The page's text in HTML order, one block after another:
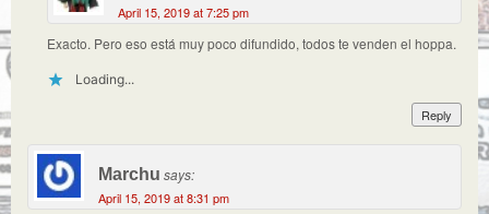
April 15, 2019 at 7:25 pm
Exacto. Pero eso está muy poco difundido, todos te venden el hoppa.
Loading...
Reply
Marchu says:
April 15, 2019 at 8:31 pm